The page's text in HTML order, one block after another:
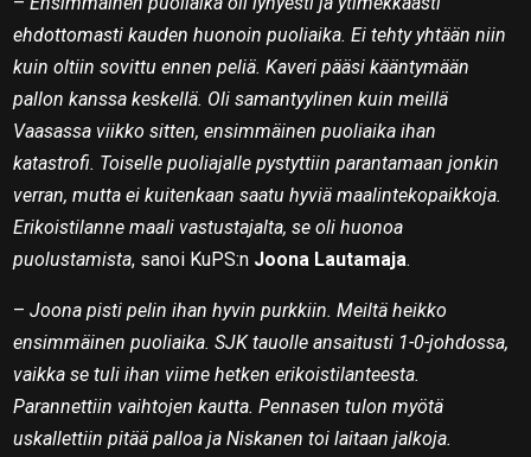
ehdottomasti kauden huonoin puoliaika. Ei tehty yhtään niin
kuin oltiin sovittu ennen peliä. Kaveri pääsi kääntymään
pallon kanssa keskellä. Oli samantyylinen kuin meillä
Vaasassa viikko sitten, ensimmäinen puoliaika ihan
katastrofi. Toiselle puoliajalle pystyttiin parantamaan jonkin
verran, mutta ei kuitenkaan saatu hyviä maalintekopaikkoja.
Erikoistilanne maali vastustajalta, se oli huonoa
puolustamista, sanoi KuPS:n Joona Lautamaja.
–Joona pisti pelin ihan hyvin purkkiin. Meiltä heikko
ensimmäinen puoliaika. SJK tauolle ansaitusti 1-0-johdossa,
vaikka se tuli ihan viime hetken erikoistilanteesta.
Parannettiin vaihtojen kautta. Pennasen tulon myötä
uskallettiin pitää palloa ja Niskanen toi laitaan jalkoja.